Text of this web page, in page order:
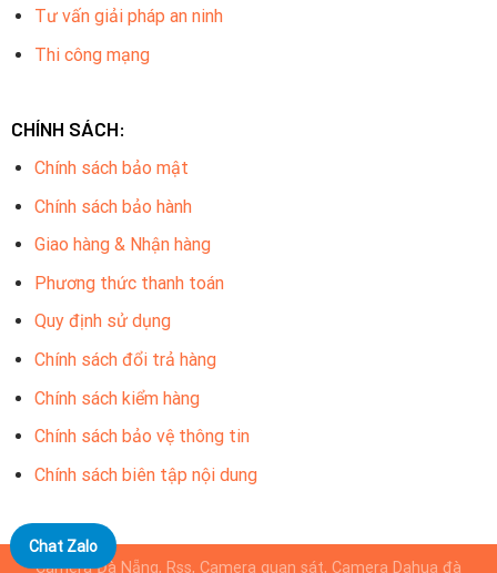
Tư vấn giải pháp an ninh
Thi công mạng
CHÍNH SÁCH:
Chính sách bảo mật
Chính sách bảo hành
Giao hàng & Nhận hàng
Phương thức thanh toán
Quy định sử dụng
Chính sách đổi trả hàng
Chính sách kiểm hàng
Chính sách bảo vệ thông tin
Chính sách biên tập nội dung
Camera Đà Nẵng, Rss, Camera quan sát, Camera Dahua đà
Chat Zalo